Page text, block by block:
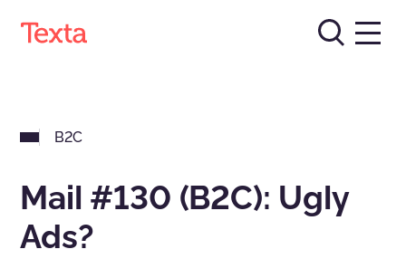
B2C
Mail #130 (B2C): Ugly
Ads?